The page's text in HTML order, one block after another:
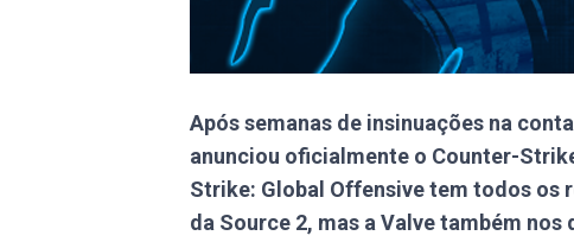
Após semanas de insinuações na
anunciou oficialmente o Counter-
Strike: Global Offensive tem todos os
da Source 2, mas a Valve também